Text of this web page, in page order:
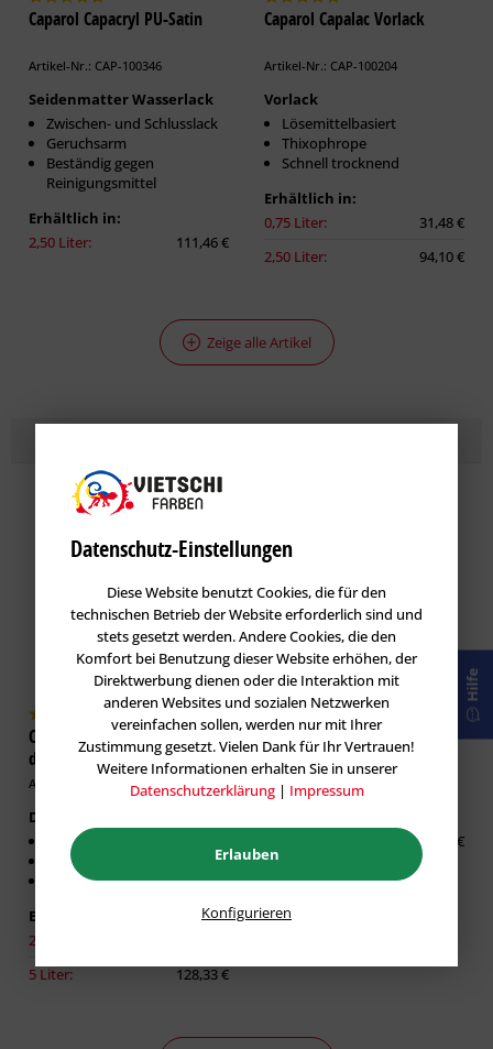
Caparol Capacryl PU-Satin
Artikel-Nr.: CAP-100346
Seidenmatter Wasserlack
Zwischen- und Schlusslack
Geruchsarm
Beständig gegen
Reinigungsmittel
Erhältlich in:
2,50 Liter:
111,46 €
Caparol Capalac Vorlack
Artikel-Nr.: CAP-100204
Vorlack
Lösemittelbasiert
Thixophrope
Schnell trocknend
Erhältlich in:
0,75 Liter:
31,48 €
2,50 Liter:
94,10 €
Zeige alle Artikel
Caparol DecoLasur Matt -
dekorative Lasur-Technik
Artikel-Nr.: CAP-100532
Dekorative Lasur Innen
Matter Effekt
Diffusionsfähig
Für glatte Untergründe
Erhältlich in:
2,50 Liter:
5 Liter:
128,33 €
GORI 33 Sensitiv-Lasur
Holzlasur
Artikel-Nr.: GOR-100019
26,63 €
Hilfe
Datenschutz-Einstellungen
Diese Website benutzt Cookies, die für den
technischen Betrieb der Website erforderlich sind und
stets gesetzt werden. Andere Cookies, die den
Komfort bei Benutzung dieser Website erhöhen, der
Direktwerbung dienen oder die Interaktion mit
anderen Websites und sozialen Netzwerken
vereinfachen sollen, werden nur mit Ihrer
Zustimmung gesetzt. Vielen Dank für Ihr Vertrauen!
Weitere Informationen erhalten Sie in unserer
Datenschutzerklärung| Impressum
Erlauben
Konfigurieren